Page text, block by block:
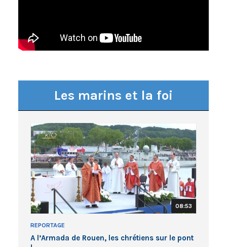
Les marins et la foi
08:53
REPORTAGE
A l’Armada de Rouen, les chrétiens sur le pont